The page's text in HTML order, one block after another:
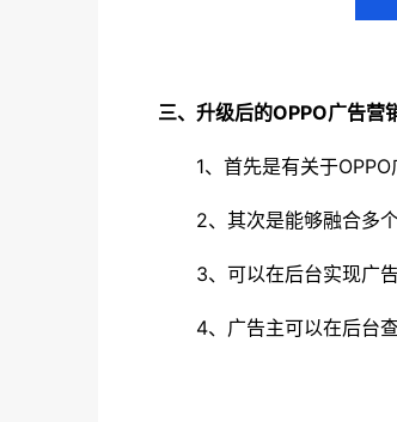
三、升级后的OPPO广告营
1、首先是有关于
2、其次是能够融合多
3、可以在后台实现广
4、广告主可以在后台